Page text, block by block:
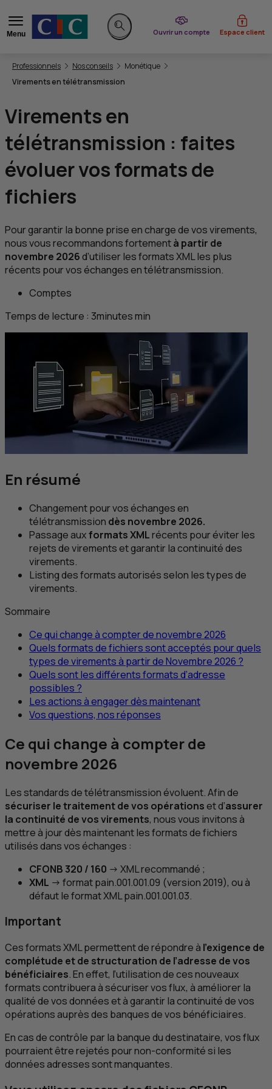
Menu
Rechercher sur le site
Ouvrir un compte
du CIC Espace client
Vous êtes ici:
Professionnels Nos conseils
Monétique
Virements en télétransmission
Virements en
télétransmission : faites
évoluer vos formats de
fichiers
Pour garantir la bonne prise en charge de vos virements,
nous vous recommandons fortementà partir de
novembre 2026d’utiliser les formatsXMLles plus
récents pour vos échanges en télétransmission.
Comptes
Temps de lecture : 3minutesmin
En résumé
Changement pour vos échanges en
télétransmission dès novembre 2026.
Passage auxformatsXMLrécents pour éviter les
rejets de virements et garantir la continuité des
virements.
Listing des formats autorisés selon les types de
virements.
Sommaire
Ce qui change à compter de novembre 2026
Quels formats de fichiers sont acceptés pour quels
types de virements à partir de Novembre 2026 ?
Quels sont les différents formats d’adresse
possibles ?
Les actions à engager dès maintenant
Vos questions, nos réponses
Ce qui change à compter de
novembre 2026
Les standards de télétransmission évoluent. Afin de
sécuriser le traitement de vos opérationset d’assurer
la continuité de vos virements, nous vous invitons à
mettre à jour dès maintenant les formats de fichiers
utilisés dans vos échanges :
CFONB320 / 160 → XMLrecommandé ;
XML → format pain.001.001.09 (version 2019), ou à
défaut le formatXMLpain.001.001.03.
Important
Ces formatsXMLpermettent de répondre à l’exigence de
complétude et de structuration de l’adresse de vos
bénéficiaires. En effet, l’utilisation de ces nouveaux
formats contribuera à sécuriser vos flux, à améliorer la
qualité de vos données et à garantir la continuité de vos
opérations auprès des banques de vos bénéficiaires.
En cas de contrôle par la banque du destinataire, vos flux
pourraient être rejetés pour non-conformité si les
données adresses sont manquantes.